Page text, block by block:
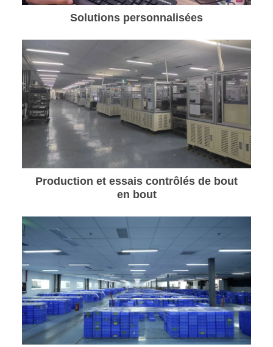
Solutions personnalisées
Production et essais contrôlés de bout
en bout